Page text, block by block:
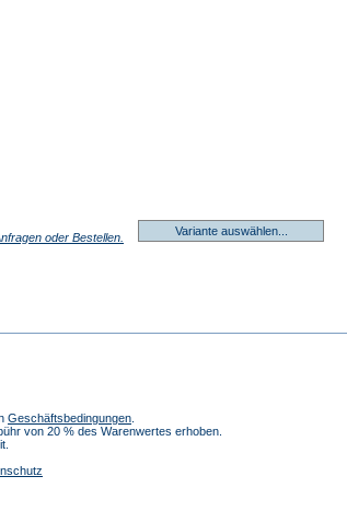
oder Bestellen.
Variante auswählen...
Geschäftsbedingungen
von 20 % des Warenwertes erhoben.